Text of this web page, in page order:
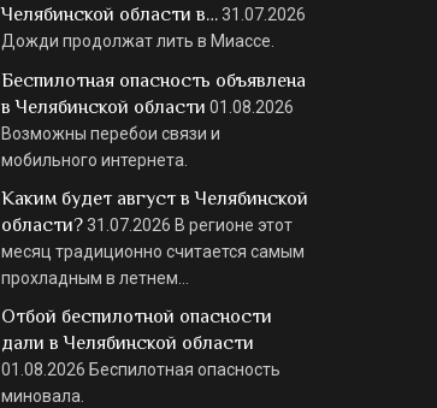
Челябинской области в…31.07.2026
Дожди продолжат лить в Миассе.
Беспилотная опасность объявлена
в Челябинской области 01.08.2026
Возможны перебои связи и
мобильного интернета.
Каким будет август в Челябинской
области?31.07.2026 В регионе этот
месяц традиционно считается самым
прохладным в летнем…
Отбой беспилотной опасности
дали в Челябинской области
01.08.2026 Беспилотная опасность
миновала.